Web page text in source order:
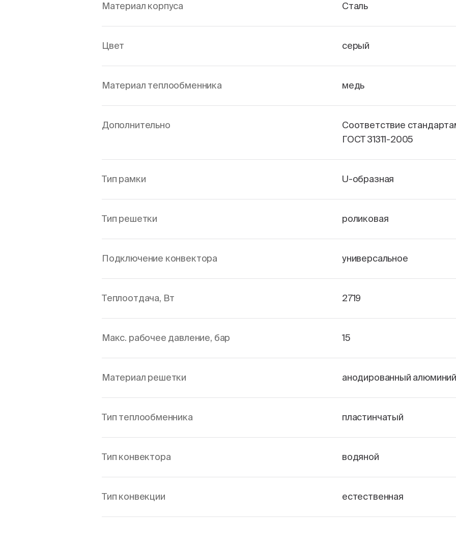
Материал корпуса Сталь
Цвет серый
Материал теплообменника медь
Дополнительно
Соответствие
ГОСТ 31311-2005
Тип рамки U-образная
Тип решетки роликовая
Подключение конвектора универсальное
Теплоотдача, Вт 2719
Макс. рабочее давление, бар 15
Материал решетки анодированный алюминий
Тип теплообменника пластинчатый
Тип конвектора водяной
Тип конвекции естественная